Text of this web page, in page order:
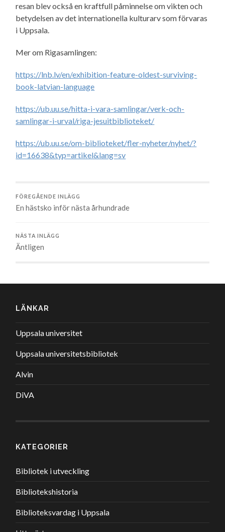
resan blev också en kraftfull påminnelse om vikten och
betydelsen av det internationella kulturarv som förvaras
i Uppsala.
Mer om Rigasamlingen:
https://lnb.lv/en/exhibition-feature-oldest-surviving-
book-latvian-language
https://ub.uu.se/hitta-i-vara-samlingar/verk-och-
samlingar-i-urval/riga-jesuitbiblioteket/
https://ub.uu.se/om-biblioteket/fler-nyheter/nyhet/?
id=16638&typ=artikel&lang=sv
FÖREGÅENDE INLÄGG
En hästsko inför nästa århundrade
NÄSTA INLÄGG
Äntligen
LÄNKAR
Uppsala universitet
Uppsala universitetsbibliotek
Alvin
DiVA
KATEGORIER
Bibliotek i utveckling
Bibliotekshistoria
Biblioteksvardag i Uppsala